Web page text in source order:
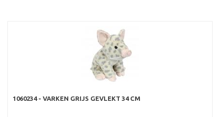
1060234 - VARKEN GRIJS GEVLEKT 34 CM